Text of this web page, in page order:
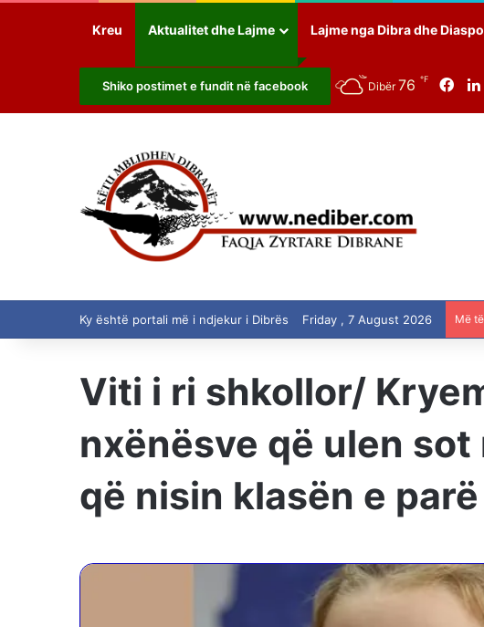
Kreu Aktualitet dhe Lajme Lajme nga Dibra dhe
Shiko postimet e fundit në facebook Dibër 76 ℉
Ky është portali më i ndjekur i Dibrës Friday , 7 August 2026 Më
Viti i ri shkollor/
nxënësve që ulen
që nisin klasën e parë